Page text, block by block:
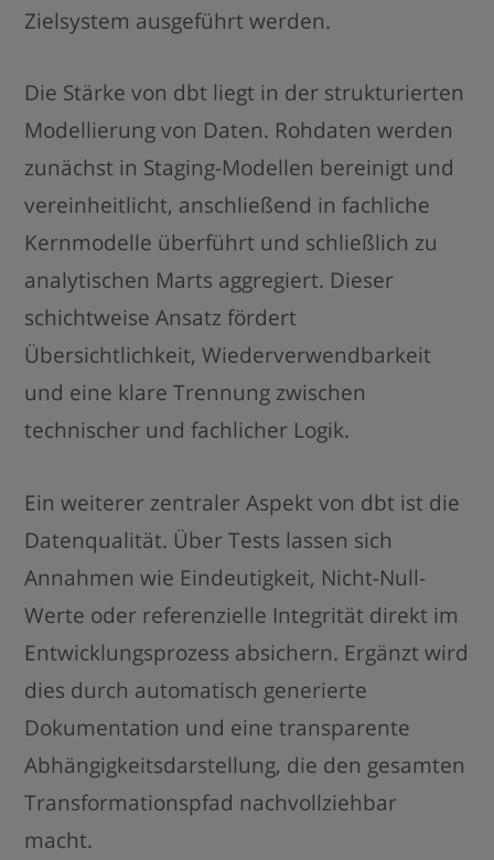
Zielsystem ausgeführt werden.
Die Stärke von dbt liegt in der strukturierten
Modellierung von Daten. Rohdaten werden
zunächst in Staging-Modellen bereinigt und
vereinheitlicht, anschließend in fachliche
Kernmodelle überführt und schließlich zu
analytischen Marts aggregiert. Dieser
schichtweise Ansatz fördert
Übersichtlichkeit, Wiederverwendbarkeit
und eine klare Trennung zwischen
technischer und fachlicher Logik.
Ein weiterer zentraler Aspekt von dbt ist die
Datenqualität. Über Tests lassen sich
Annahmen wie Eindeutigkeit, Nicht-Null-
Werte oder referenzielle Integrität direkt im
Entwicklungsprozess absichern. Ergänzt wird
dies durch automatisch generierte
Dokumentation und eine transparente
Abhängigkeitsdarstellung, die den gesamten
Transformationspfad nachvollziehbar
macht.